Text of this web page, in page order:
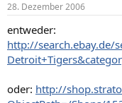
28. Dezember 2006
entweder:
http://search.ebay.de/
oder: http://